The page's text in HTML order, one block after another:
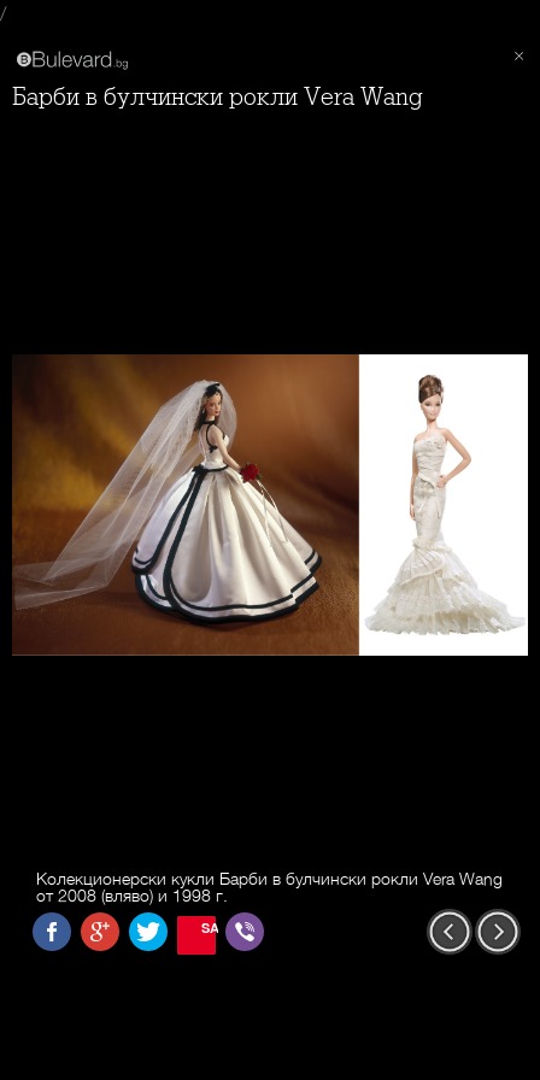
/
Барби в булчински рокли Vera Wang
Колекционерски кукли Барби в булчински рокли Vera Wang
от 2008 (вляво) и 1998 г.
SAVE